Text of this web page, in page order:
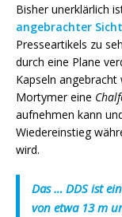
Bisher unerklärlich
angebrachter
Presseartikels zu
durch eine Plane
Kapseln
Mortymer eine
aufnehmen kann
Wiedereinstieg
wird.
Das … DDS ist
von etwa 13 m